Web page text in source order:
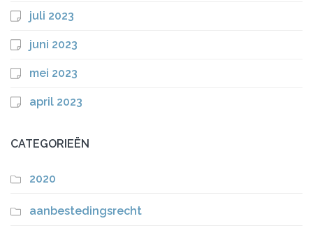
juli 2023
juni 2023
mei 2023
april 2023
CATEGORIEËN
2020
aanbestedingsrecht